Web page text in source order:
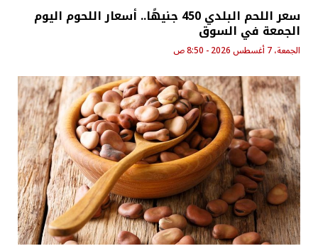
سعر اللحم البلدي 450 جنيهًا.. أسعار اللحوم اليوم
الجمعة في السوق
الجمعة، 7 أغسطس 2026 - 8:50 ص